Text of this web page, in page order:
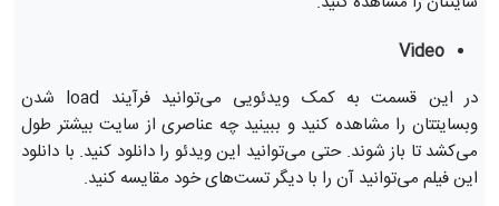
Video
در این قسمت به کمک ویدئویی می‌توانید فرآیند load شدن
وبسایتتان را مشاهده کنید و ببینید چه عناصری از سایت بیشتر طول
می‌کشد تا باز شوند. حتی می‌توانید این ویدئو را دانلود کنید. با دانلود
این فیلم می‌توانید آن را با دیگر تست‌های خود مقایسه کنید.